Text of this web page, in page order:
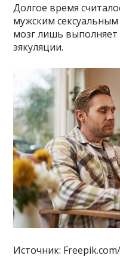
Долгое время
мужским
мозг лишь
эякуляции.
Источник: